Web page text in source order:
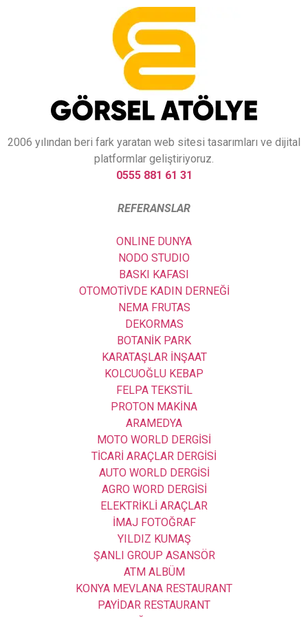
2006 yılından beri fark yaratan web sitesi tasarımları ve dijital
platformlar geliştiriyoruz.
0555 881 61 31
REFERANSLAR
ONLINE DUNYA
NODO STUDIO
BASKI KAFASI
OTOMOTİVDE KADIN DERNEĞİ
NEMA FRUTAS
DEKORMAS
BOTANİK PARK
KARATAŞLAR İNŞAAT
KOLCUOĞLU KEBAP
FELPA TEKSTİL
PROTON MAKİNA
ARAMEDYA
MOTO WORLD DERGİSİ
TİCARİ ARAÇLAR DERGİSİ
AUTO WORLD DERGİSİ
AGRO WORD DERGİSİ
ELEKTRİKLİ ARAÇLAR
İMAJ FOTOĞRAF
YILDIZ KUMAŞ
ŞANLI GROUP ASANSÖR
ATM ALBÜM
KONYA MEVLANA RESTAURANT
PAYİDAR RESTAURANT